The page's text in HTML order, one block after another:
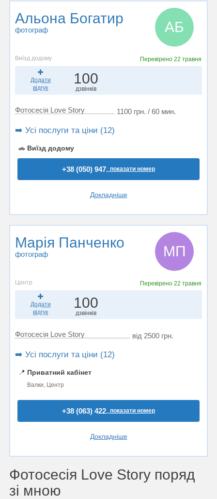
Альона Богатир
фотограф АБ
Виїзд додому Перевірено22 травня
Додати
відгук
100
дзвінків
Фотосесія Love Story 1100 грн. / 60 мин.
➡️ Усі послуги та ціни (12)
🚗 Виїзд додому
+38 (050) 947..показати номер
Докладніше
Марія Панченко
фотограф МП
Центр Перевірено22 травня
Додати
відгук
100
дзвінків
Фотосесія Love Story від 2500 грн.
➡️ Усі послуги та ціни (12)
📍 Приватний кабінет
Валки, Центр
+38 (063) 422..показати номер
Докладніше
Фотосесія Love Story поряд
зі мною